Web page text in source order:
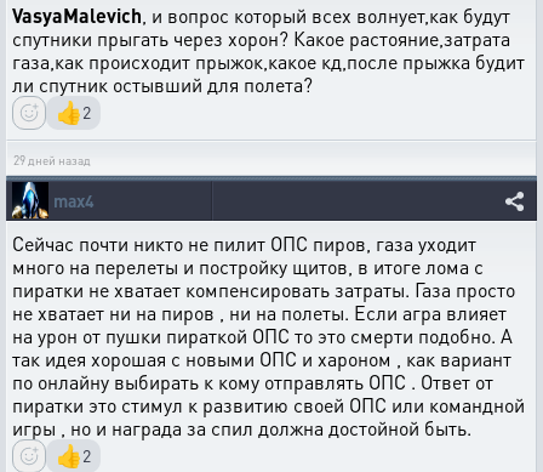
VasyaMalevich , и вопрос который всех волнует,как будут
спутники прыгать через хорон? Какое растояние,затрата
газа,как происходит прыжок,какое кд,после прыжка будит
ли спутник остывший для полета?
👍2
29 дней назад
max4
Сейчас почти никто не пилит ОПС пиров, газа уходит
много на перелеты и постройку щитов, в итоге лома с
пиратки не хватает компенсировать затраты. Газа просто
не хватает ни на пиров , ни на полеты. Если агра влияет
на урон от пушки пираткой ОПС то это смерти подобно. А
так идея хорошая с новыми ОПС и хароном , как вариант
по онлайну выбирать к кому отправлять ОПС . Ответ от
пиратки это стимул к развитию своей ОПС или командной
игры , но и награда за спил должна достойной быть.
👍2